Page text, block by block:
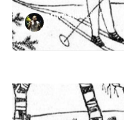
animalmir.info
01.11.2019/1 мин. чтения